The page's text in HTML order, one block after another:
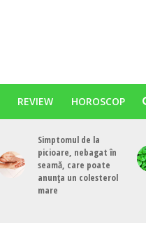
REVIEW HOROSCOP
Simptomul de la
picioare, nebagat în
seamă, care poate
anunța un colesterol
mare